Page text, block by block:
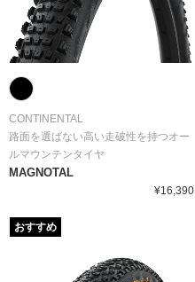
CONTINENTAL
路面を選ばない高い走破性を持つオー
ルマウンテンタイヤ
MAGNOTAL
¥16,390
おすすめ